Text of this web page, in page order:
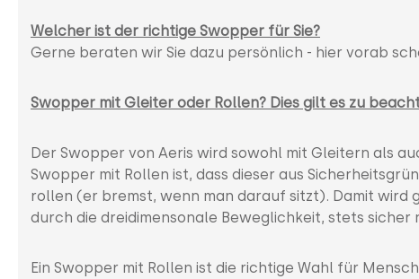
Welcher ist der richtige Swopper für Sie?
Gerne beraten wir Sie dazu persönlich - hier vorab
Swopper mit Gleiter oder Rollen? Dies gilt es zu
Der Swopper von Aeris wird sowohl mit Gleitern als
Swopper mit Rollen ist, dass dieser aus
rollen (er bremst, wenn man darauf sitzt). Damit wird
durch die dreidimensonale Beweglichkeit, stets sicher
Ein Swopper mit Rollen ist die richtige Wahl für